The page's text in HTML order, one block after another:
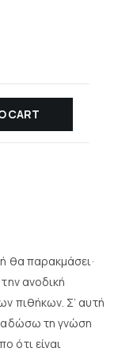
CART
ή θα παρακμάσει·
ανοδική
πιθήκων. Σ’ αυτή
τη γνώση
ότι είναι